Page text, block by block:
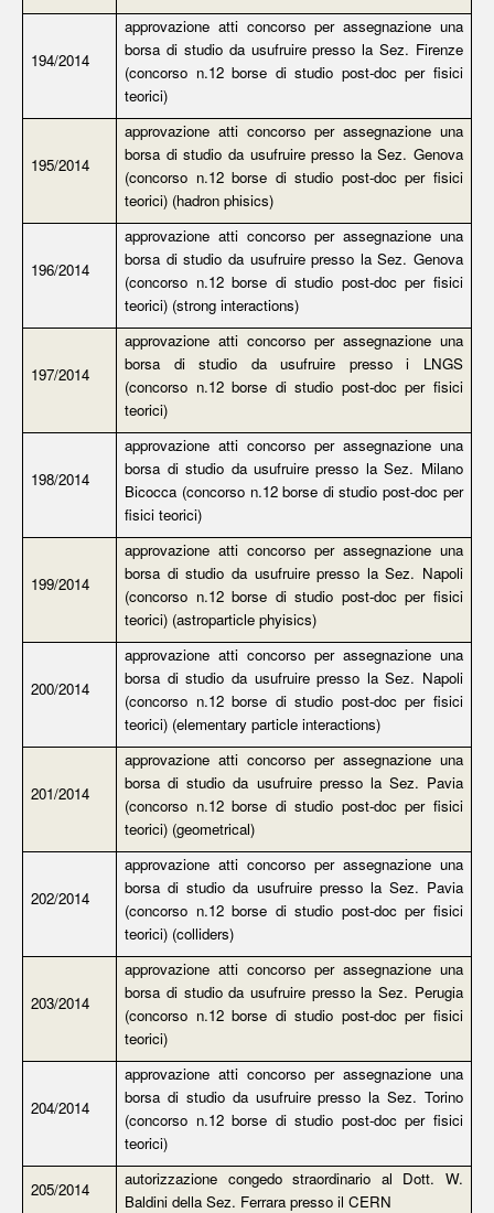
194/2014
approvazione atti concorso per assegnazione una
borsa di studio da usufruire presso la Sez. Firenze
(concorso n.12 borse di studio post-doc per fisici
teorici)
195/2014
approvazione atti concorso per assegnazione una
borsa di studio da usufruire presso la Sez. Genova
(concorso n.12 borse di studio post-doc per fisici
teorici) (hadron phisics)
196/2014
approvazione atti concorso per assegnazione una
borsa di studio da usufruire presso la Sez. Genova
(concorso n.12 borse di studio post-doc per fisici
teorici) (strong interactions)
197/2014
approvazione atti concorso per assegnazione una
borsa di studio da usufruire presso i LNGS
(concorso n.12 borse di studio post-doc per fisici
teorici)
198/2014
approvazione atti concorso per assegnazione una
borsa di studio da usufruire presso la Sez. Milano
Bicocca (concorso n.12 borse di studio post-doc per
fisici teorici)
199/2014
approvazione atti concorso per assegnazione una
borsa di studio da usufruire presso la Sez. Napoli
(concorso n.12 borse di studio post-doc per fisici
teorici) (astroparticle phyisics)
200/2014
approvazione atti concorso per assegnazione una
borsa di studio da usufruire presso la Sez. Napoli
(concorso n.12 borse di studio post-doc per fisici
teorici) (elementary particle interactions)
201/2014
approvazione atti concorso per assegnazione una
borsa di studio da usufruire presso la Sez. Pavia
(concorso n.12 borse di studio post-doc per fisici
teorici) (geometrical)
202/2014
approvazione atti concorso per assegnazione una
borsa di studio da usufruire presso la Sez. Pavia
(concorso n.12 borse di studio post-doc per fisici
teorici) (colliders)
203/2014
approvazione atti concorso per assegnazione una
borsa di studio da usufruire presso la Sez. Perugia
(concorso n.12 borse di studio post-doc per fisici
teorici)
204/2014
approvazione atti concorso per assegnazione una
borsa di studio da usufruire presso la Sez. Torino
(concorso n.12 borse di studio post-doc per fisici
teorici)
205/2014
autorizzazione congedo straordinario al Dott. W.
Baldini della Sez. Ferrara presso il CERN